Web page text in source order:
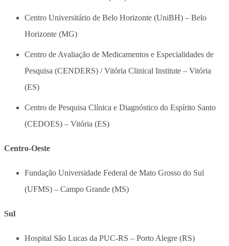
Centro Universitário de Belo Horizonte (UniBH) – Belo
Horizonte (MG)
Centro de Avaliação de Medicamentos e Especialidades de
Pesquisa (CENDERS) / Vitória Clinical Institute – Vitória
(ES)
Centro de Pesquisa Clínica e Diagnóstico do Espírito Santo
(CEDOES) – Vitória (ES)
Centro-Oeste
Fundação Universidade Federal de Mato Grosso do Sul
(UFMS) – Campo Grande (MS)
Sul
Hospital São Lucas da PUC-RS – Porto Alegre (RS)